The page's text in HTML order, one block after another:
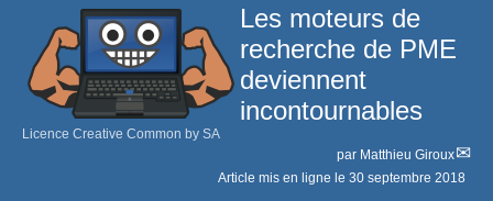
Les moteurs de
recherche de PME
deviennent
incontournables
Licence Creative Common by SA
par Matthieu Giroux
Article mis en ligne le 30 septembre 2018